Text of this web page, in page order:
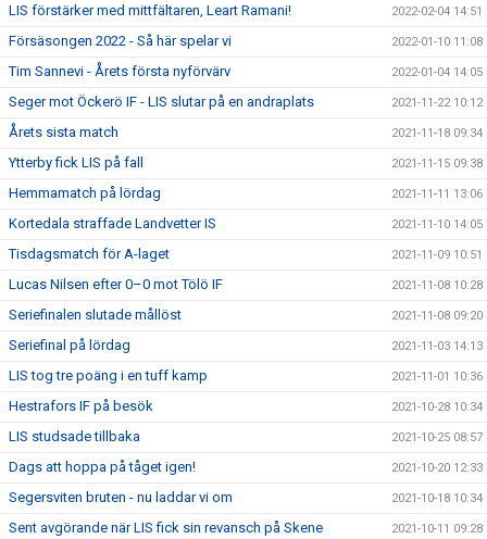
LIS förstärker med mittfältaren, Leart Ramani! 2022-02-04 14:51
Försäsongen 2022 - Så här spelar vi 2022-01-10 11:08
Tim Sannevi - Årets första nyförvärv 2022-01-04 14:05
Seger mot Öckerö IF - LIS slutar på en andraplats 2021-11-22 10:12
Årets sista match 2021-11-18 09:34
Ytterby fick LIS på fall 2021-11-15 09:38
Hemmamatch på lördag 2021-11-11 13:06
Kortedala straffade Landvetter IS 2021-11-10 14:05
Tisdagsmatch för A-laget 2021-11-09 10:51
Lucas Nilsen efter 0–0 mot Tölö IF 2021-11-08 10:28
Seriefinalen slutade mållöst 2021-11-08 09:20
Seriefinal på lördag 2021-11-03 14:13
LIS tog tre poäng i en tuff kamp 2021-11-01 10:36
Hestrafors IF på besök 2021-10-28 10:34
LIS studsade tillbaka 2021-10-25 08:57
Dags att hoppa på tåget igen! 2021-10-20 12:33
Segersviten bruten - nu laddar vi om 2021-10-18 10:34
Sent avgörande när LIS fick sin revansch på Skene 2021-10-11 09:28